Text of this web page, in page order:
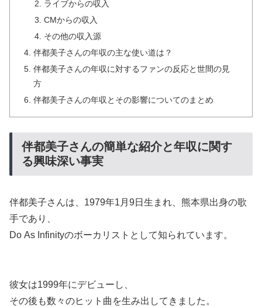
ライブからの収入
CMからの収入
その他の収入源
伴都美子さんの年収の主な使い道は？
伴都美子さんの年収に対するファンの反応と世間の見
方
伴都美子さんの年収とその影響についてのまとめ
伴都美子さんの簡単な紹介と年収に関す
る興味深い事実
伴都美子さんは、1979年1月9日生まれ、熊本県出身の歌
手であり、
Do As Infinityのボーカリストとして知られています。
彼女は1999年にデビューし、
その後も数々のヒット曲を生み出してきました。